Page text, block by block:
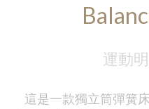
運動
這是一款獨立筒彈簧